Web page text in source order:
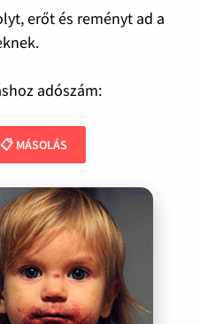
erőt és reményt ad a
adószám:
📋 MÁSOLÁS